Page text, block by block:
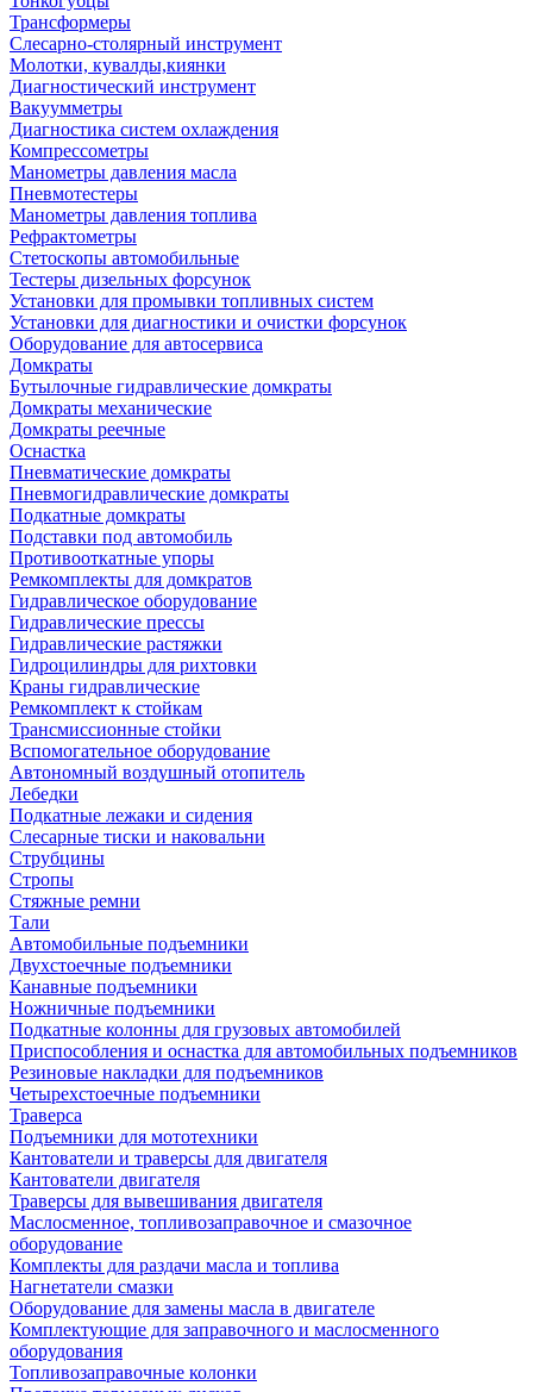
Трансформеры
Слесарно-столярный инструмент
Молотки, кувалды,киянки
Диагностический инструмент
Вакуумметры
Диагностика систем охлаждения
Компрессометры
Манометры давления масла
Пневмотестеры
Манометры давления топлива
Рефрактометры
Стетоскопы автомобильные
Тестеры дизельных форсунок
Установки для промывки топливных систем
Установки для диагностики и очистки форсунок
Оборудование для автосервиса
Домкраты
Бутылочные гидравлические домкраты
Домкраты механические
Домкраты реечные
Оснастка
Пневматические домкраты
Пневмогидравлические домкраты
Подкатные домкраты
Подставки под автомобиль
Противооткатные упоры
Ремкомплекты для домкратов
Гидравлическое оборудование
Гидравлические прессы
Гидравлические растяжки
Гидроцилиндры для рихтовки
Краны гидравлические
Ремкомплект к стойкам
Трансмиссионные стойки
Вспомогательное оборудование
Автономный воздушный отопитель
Лебедки
Подкатные лежаки и сидения
Слесарные тиски и наковальни
Струбцины
Стропы
Стяжные ремни
Тали
Автомобильные подъемники
Двухстоечные подъемники
Канавные подъемники
Ножничные подъемники
Подкатные колонны для грузовых автомобилей
Приспособления и оснастка для автомобильных подъемников
Резиновые накладки для подъемников
Четырехстоечные подъемники
Траверса
Подъемники для мототехники
Кантователи и траверсы для двигателя
Кантователи двигателя
Траверсы для вывешивания двигателя
Маслосменное, топливозаправочное и смазочное
оборудование
Комплекты для раздачи масла и топлива
Нагнетатели смазки
Оборудование для замены масла в двигателе
Комплектующие для заправочного и маслосменного
оборудования
Топливозаправочные колонки